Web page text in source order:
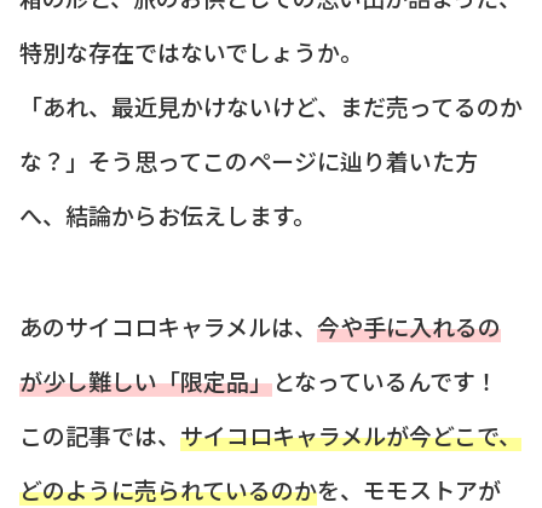
特別な存在ではないでしょうか。
「あれ、最近見かけないけど、まだ売ってるのか
な？」そう思ってこのページに辿り着いた方
へ、結論からお伝えします。
あのサイコロキャラメルは、 今や手に入れるの
が少し難しい「限定品」となっているんです！
この記事では、 サイコロキャラメルが今どこで、
どのように売られているのかを、モモストアが